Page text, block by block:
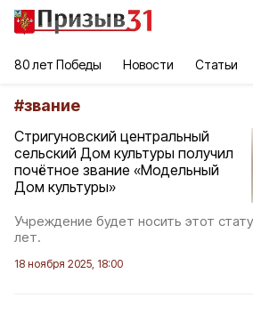
80 лет Победы Новости Статьи
#звание
Стригуновский центральный
сельский Дом культуры получил
почётное звание «Модельный
Дом культуры»
Учреждение будет носить этот
лет.
18 ноября 2025, 18:00